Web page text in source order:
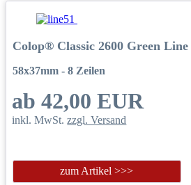
Colop® Classic 2600 Green
58x37mm - 8 Zeilen
ab 42,00 EUR
inkl. MwSt.zzgl. Versand
zum Artikel >>>